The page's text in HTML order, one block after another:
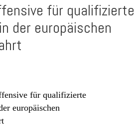
für qualifizierte
der europäischen